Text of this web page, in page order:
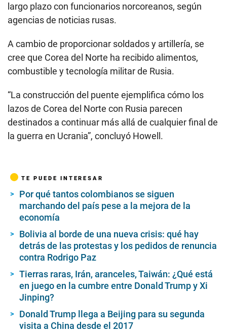
largo plazo con funcionarios norcoreanos, según
agencias de noticias rusas.
A cambio de proporcionar soldados y artillería, se
cree que Corea del Norte ha recibido alimentos,
combustible y tecnología militar de Rusia.
“La construcción del puente ejemplifica cómo los
lazos de Corea del Norte con Rusia parecen
destinados a continuar más allá de cualquier final de
la guerra en Ucrania”, concluyó Howell.
TE PUEDE INTERESAR
Por qué tantos colombianos se siguen
marchando del país pese a la mejora de la
economía
Bolivia al borde de una nueva crisis: qué hay
detrás de las protestas y los pedidos de renuncia
contra Rodrigo Paz
Tierras raras, Irán, aranceles, Taiwán: ¿Qué está
en juego en la cumbre entre Donald Trump y Xi
Jinping?
Donald Trump llega a Beijing para su segunda
visita a China desde el 2017